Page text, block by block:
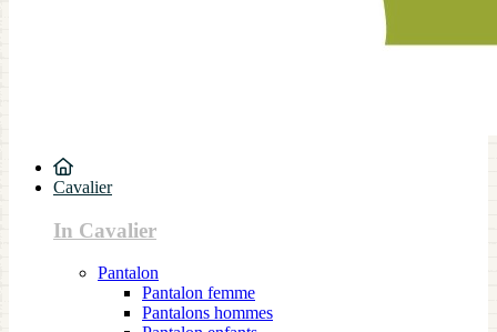
Cavalier
In Cavalier
Pantalon
Pantalon femme
Pantalons hommes